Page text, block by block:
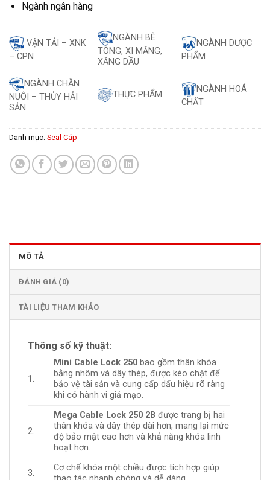
Ngành ngân hàng
VẬN TẢI – XNK
– CPN
NGÀNH BÊ
TÔNG, XI MĂNG,
XĂNG DẦU
NGÀNH DƯỢC
PHẨM
NGÀNH CHĂN
NUÔI – THỦY HẢI
SẢN
THỰC PHẨM
NGÀNH HOÁ
CHẤT
Danh mục: Seal Cáp
MÔ TẢ
ĐÁNH GIÁ (0)
TÀI LIỆU THAM KHẢO
Thông số kỹ thuật:
1.
Mini Cable Lock 250 bao gồm thân khóa
bằng nhôm và dây thép, được kéo chặt để
bảo vệ tài sản và cung cấp dấu hiệu rõ ràng
khi có hành vi giả mạo.
2.
Mega Cable Lock 250 2B được trang bị hai
thân khóa và dây thép dài hơn, mang lại mức
độ bảo mật cao hơn và khả năng khóa linh
hoạt hơn.
3.
Cơ chế khóa một chiều được tích hợp giúp